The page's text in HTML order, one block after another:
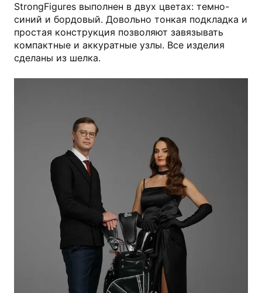
StrongFigures выполнен в двух цветах: темно-
синий и бордовый. Довольно тонкая подкладка и
простая конструкция позволяют завязывать
компактные и аккуратные узлы. Все изделия
сделаны из шелка.